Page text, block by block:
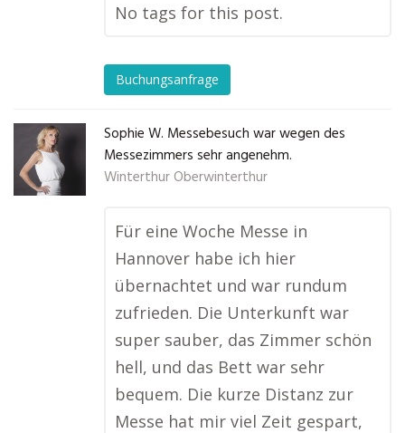
No tags for this post.
Buchungsanfrage
Sophie W. Messebesuch war wegen des
Messezimmers sehr angenehm.
Winterthur Oberwinterthur
Für eine Woche Messe in
Hannover habe ich hier
übernachtet und war rundum
zufrieden. Die Unterkunft war
super sauber, das Zimmer schön
hell, und das Bett war sehr
bequem. Die kurze Distanz zur
Messe hat mir viel Zeit gespart,